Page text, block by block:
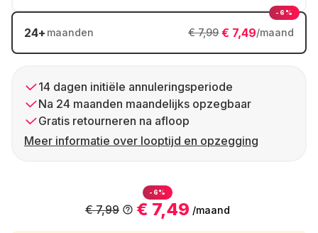
24+ maanden € 7,49/maand
€ 7,99
-6%
14 dagen initiële annuleringsperiode
Na 24 maanden maandelijks opzegbaar
Gratis retourneren na afloop
Meer informatie over looptijd en opzegging
-6%
€ 7,49 /maand
€ 7,99